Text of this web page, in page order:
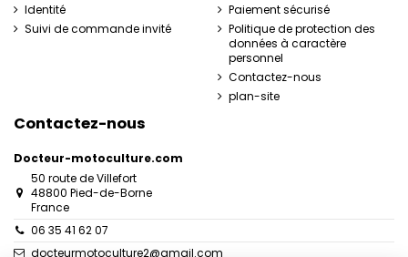
Identité
Suivi de commande invité
Paiement sécurisé
Politique de protection des
données à caractère
personnel
Contactez-nous
plan-site
Contactez-nous
Docteur-motoculture.com
50 route de Villefort
48800 Pied-de-Borne
France
06 35 41 62 07
docteurmotoculture2@gmail.com